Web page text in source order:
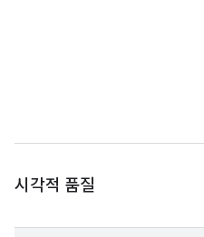
시각적 품질